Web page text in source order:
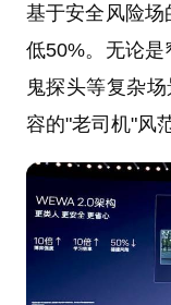
基于安全风险
低50%。无论是
鬼探头等复杂
容的"老司机"风范